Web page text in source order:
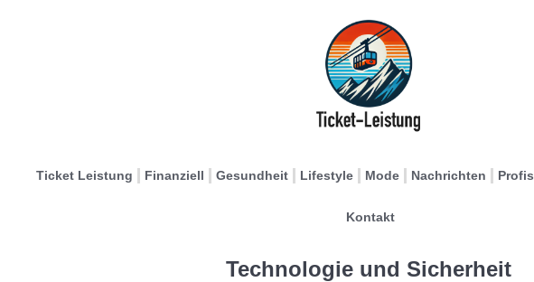
Ticket Leistung Finanziell Gesundheit Lifestyle Mode Nachrichten Profis
Kontakt
Technologie und Sicherheit